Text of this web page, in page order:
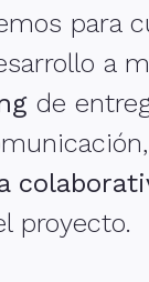
para
a
de
proyecto.